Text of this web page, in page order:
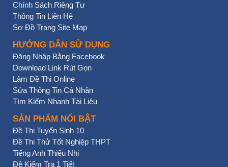
Chính Sách Riêng Tư
Thông Tin Liên Hệ
Sơ Đồ Trang Site Map
HƯỚNG DẪN SỬ DỤNG
Đăng Nhập Bằng Facebook
Download Link Rút Gọn
Làm Đề Thi Online
Sửa Thông Tin Cá Nhân
Tìm Kiếm Nhanh Tài Liệu
SẢN PHẨM NỔI BẬT
Đề Thi Tuyển Sinh 10
Đề Thi Thử Tốt Nghiệp THPT
Tiếng Anh Thiếu Nhi
Đề Kiểm Tra 1 Tiết